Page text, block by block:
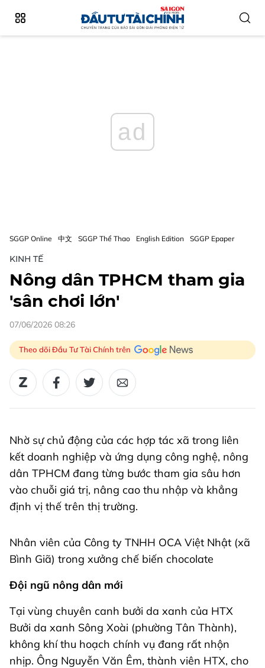
ad
SGGP Online 中文 SGGP Thể Thao English Edition SGGP Epaper
KINH TẾ
Nông dân TPHCM tham gia
'sân chơi lớn'
07/06/2026 08:26
Theo dõi Đầu Tư Tài Chính trên
Nhờ sự chủ động của các hợp tác xã trong liên
kết doanh nghiệp và ứng dụng công nghệ, nông
dân TPHCM đang từng bước tham gia sâu hơn
vào chuỗi giá trị, nâng cao thu nhập và khẳng
định vị thế trên thị trường.
Nhân viên của Công ty TNHH OCA Việt Nhật (xã
Bình Giã) trong xưởng chế biến chocolate
Đội ngũ nông dân mới
Tại vùng chuyên canh bưởi da xanh của HTX
Bưởi da xanh Sông Xoài (phường Tân Thành),
không khí thu hoạch chính vụ đang rất nhộn
nhịp. Ông Nguyễn Văn Êm, thành viên HTX, cho